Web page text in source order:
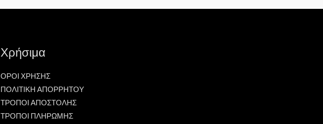
Χρήσιμα
ΟΡΟΙ ΧΡΗΣΗΣ
ΠΟΛΙΤΙΚΗ ΑΠΟΡΡΗΤΟΥ
ΤΡΟΠΟΙ ΑΠΟΣΤΟΛΗΣ
ΤΡΟΠΟΙ ΠΛΗΡΩΜΗΣ